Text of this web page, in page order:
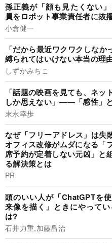
孫正義が「顔も見たくない
員をロボット事業責任者に抜
小倉健一
「だから最近ワクワクしな
縛られてはいけない本当の理
しずかみちこ
「話題の映画を見ても、ネッ
しか思えない」――「感性」
末永幸歩
なぜ「フリーアドレス」は失
オフィス改修がムダになる「
席予約が定着しない元凶」と
る解決策とは
PR
頭のいい人が「ChatGPTを
来像を描く」ときにやって
は?
石井力重,加藤昌治